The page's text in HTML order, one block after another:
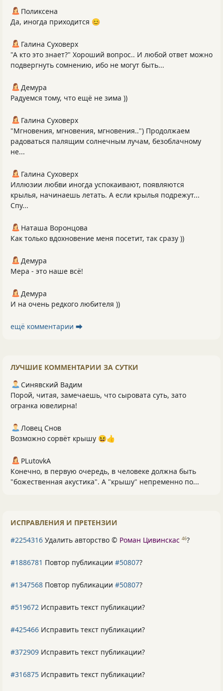
Поликсена
Да, иногда приходится 😊
Галина Суховерх
"А кто это знает?" Хороший вопрос.. И любой ответ можно
подвергнуть сомнению, ибо не могут быть...
Демура
Радуемся тому, что ещё не зима ))
Галина Суховерх
"Мгновения, мгновения, мгновения..") Продолжаем
радоваться палящим солнечным лучам, безоблачному
не...
Галина Суховерх
Иллюзии любви иногда успокаивают, появляются
крылья, начинаешь летать. А если крылья подрежут...
Спу...
Наташа Воронцова
Как только вдохновение меня посетит, так сразу ))
Демура
Мера - это наше всё!
Демура
И на очень редкого любителя ))
ещё комментарии ⮕
ЛУЧШИЕ КОММЕНТАРИИ ЗА СУТКИ
Синявский Вадим
Порой, читая, замечаешь, что сыровата суть, зато
огранка ювелирна!
Ловец Снов
Возможно сорвёт крышу 😆👍
PLutоvkА
Конечно, в первую очередь, в человеке должна быть
"божественная акустика". А "крышу" непременно по...
ИСПРАВЛЕНИЯ И ПРЕТЕНЗИИ
#2254316 Удалить авторство © Роман Цивинскас 46?
#1886781 Повтор публикации #50807?
#1347568 Повтор публикации #50807?
#519672 Исправить текст публикации?
#425466 Исправить текст публикации?
#372909 Исправить текст публикации?
#316875 Исправить текст публикации?